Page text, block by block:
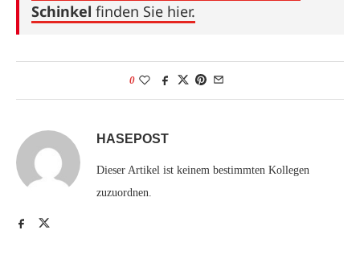
Schinkel finden Sie hier.
0
HASEPOST
Dieser Artikel ist keinem bestimmten Kollegen
zuzuordnen.